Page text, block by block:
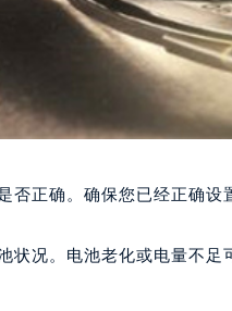
否正确。确保您已经正确设
状况。电池老化或电量不